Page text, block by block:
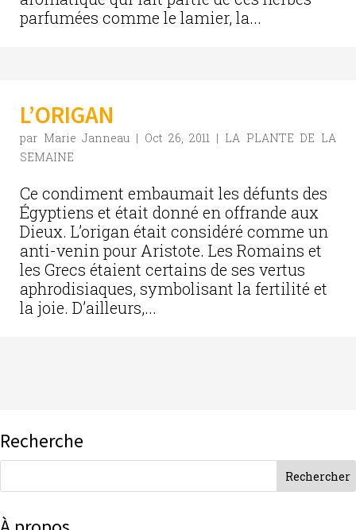
parfumées comme le lamier, la...
L’ORIGAN
par Marie Janneau | Oct 26, 2011 | LA PLANTE DE LA
SEMAINE
Ce condiment embaumait les défunts des
Égyptiens et était donné en offrande aux
Dieux. L’origan était considéré comme un
anti-venin pour Aristote. Les Romains et
les Grecs étaient certains de ses vertus
aphrodisiaques, symbolisant la fertilité et
la joie. D’ailleurs,...
Recherche